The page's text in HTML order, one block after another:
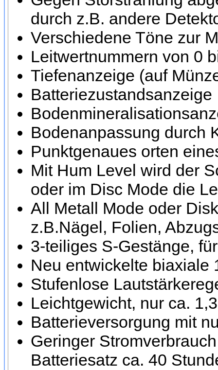
durch z.B. andere
Verschiedene Töne zur
Leitwertnummern von 0
Tiefenanzeige (auf
Batteriezustandsanzeige
Bodenanpassung durch
Punktgenaues orten
Mit Hum Level wird der
oder im Disc Mode die
All Metall Mode oder
z.B.Nägel, Folien,
3-teiliges S-Gestänge,
Neu entwickelte biaxiale
Stufenlose
Leichtgewicht, nur ca.
Batterieversorgung mit
Geringer
Batteriesatz ca. 40